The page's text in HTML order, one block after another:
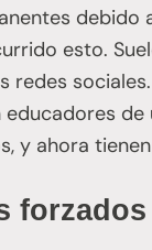
debido
esto.
redes
y ahora